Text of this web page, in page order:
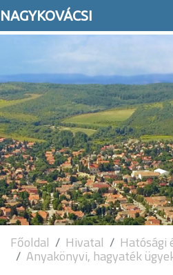
NAGYKOVÁCSI
Főoldal Hivatal Hatósági
Anyakönyvi, hagyaték